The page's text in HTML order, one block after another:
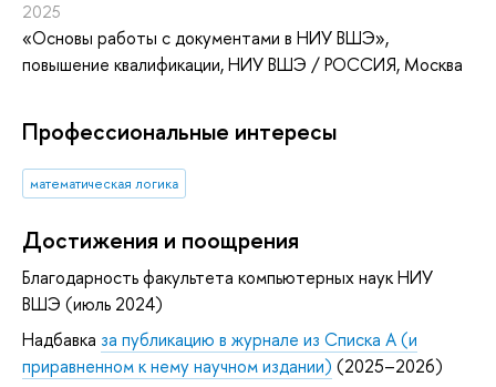
2025
«Основы работы с документами в НИУ ВШЭ»,
повышение квалификации, НИУ ВШЭ / РОССИЯ, Москва
Профессиональные интересы
математическая логика
Достижения и поощрения
Благодарность факультета компьютерных наук НИУ
ВШЭ (июль 2024)
Надбавка за публикацию в журнале из Списка А (и
приравненном к нему научном издании) (2025–2026)